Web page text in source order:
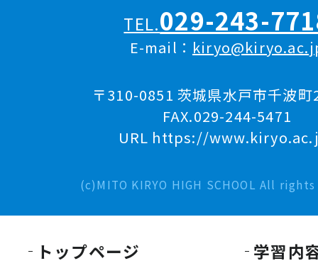
TEL.029-243-
E-mail：
〒310-0851 茨城県水戸市千波
FAX.029-244-5471
URL https://
(c)MITO KIRYO HIGH SCHOOL All
トップページ
学習内